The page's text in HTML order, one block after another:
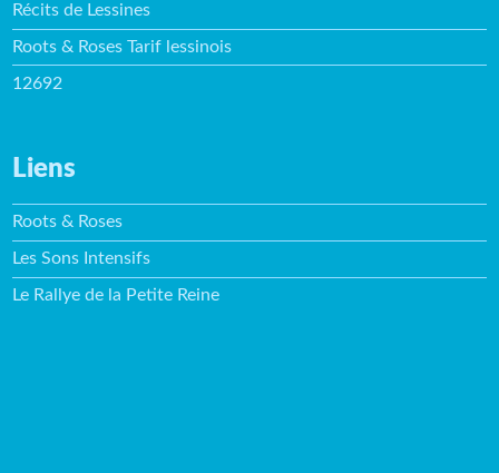
Récits de Lessines
Roots & Roses Tarif lessinois
12692
Liens
Roots & Roses
Les Sons Intensifs
Le Rallye de la Petite Reine